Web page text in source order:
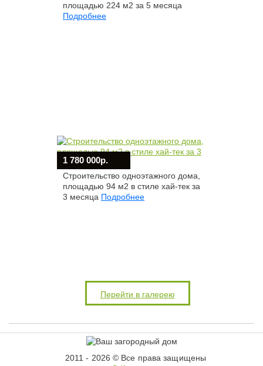
площадью 224 м2 за 5 месяца
Подробнее
1 780 000р.
Строительство одноэтажного дома,
площадью 94 м2 в стиле хай-тек за
3 месяца Подробнее
Перейти в галерею
2011 - 2026 © Все права защищены